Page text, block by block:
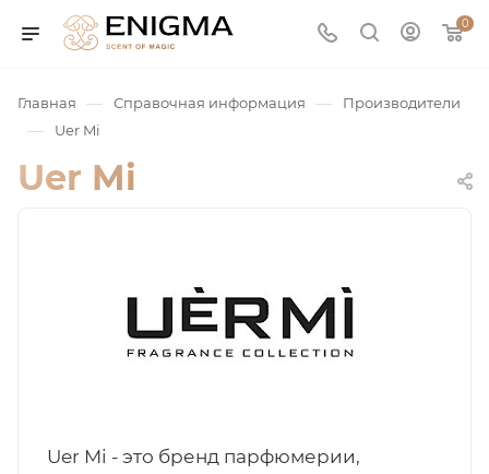
0
/ Нишевая
Главная — Справочная информация — Производители
— Uer Mi
Uer Mi
Uer Mi - это бренд парфюмерии,